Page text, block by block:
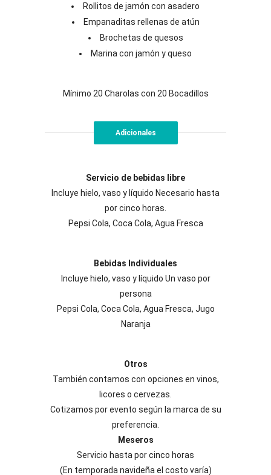
Rollitos de jamón con asadero
Empanaditas rellenas de atún
Brochetas de quesos
Marina con jamón y queso
Mínimo 20 Charolas con 20 Bocadillos
Adicionales
Servicio de bebidas libre
Incluye hielo, vaso y líquido Necesario hasta
por cinco horas.
Pepsi Cola, Coca Cola, Agua Fresca
Bebidas Individuales
Incluye hielo, vaso y líquido Un vaso por
persona
Pepsi Cola, Coca Cola, Agua Fresca, Jugo
Naranja
Otros
También contamos con opciones en vinos,
licores o cervezas.
Cotizamos por evento según la marca de su
preferencia.
Meseros
Servicio hasta por cinco horas
(En temporada navideña el costo varía)